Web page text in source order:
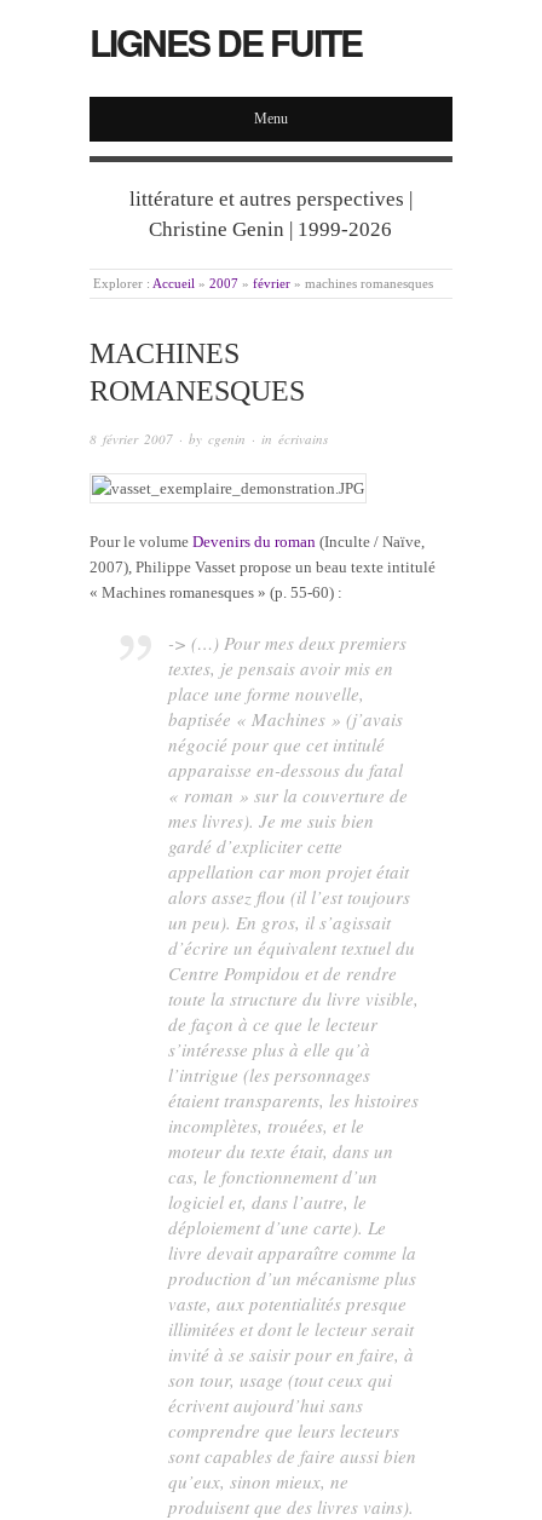
LIGNES DE FUITE
Menu
littérature et autres perspectives |
Christine Genin | 1999-2026
Explorer : Accueil » 2007 » février » machines romanesques
MACHINES
ROMANESQUES
8 février 2007 · by cgenin · in écrivains
Pour le volume Devenirs du roman (Inculte / Naïve,
2007), Philippe Vasset propose un beau texte intitulé
« Machines romanesques » (p. 55-60) :
-> (…) Pour mes deux premiers
textes, je pensais avoir mis en
place une forme nouvelle,
baptisée « Machines » (j’avais
négocié pour que cet intitulé
apparaisse en-dessous du fatal
« roman » sur la couverture de
mes livres). Je me suis bien
gardé d’expliciter cette
appellation car mon projet était
alors assez flou (il l’est toujours
un peu). En gros, il s’agissait
d’écrire un équivalent textuel du
Centre Pompidou et de rendre
toute la structure du livre visible,
de façon à ce que le lecteur
s’intéresse plus à elle qu’à
l’intrigue (les personnages
étaient transparents, les histoires
incomplètes, trouées, et le
moteur du texte était, dans un
cas, le fonctionnement d’un
logiciel et, dans l’autre, le
déploiement d’une carte). Le
livre devait apparaître comme la
production d’un mécanisme plus
vaste, aux potentialités presque
illimitées et dont le lecteur serait
invité à se saisir pour en faire, à
son tour, usage (tout ceux qui
écrivent aujourd’hui sans
comprendre que leurs lecteurs
sont capables de faire aussi bien
qu’eux, sinon mieux, ne
produisent que des livres vains).